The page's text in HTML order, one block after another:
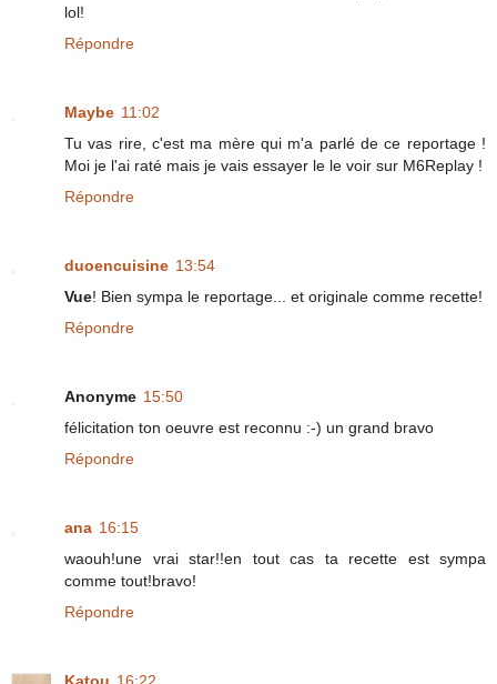
lol!
Répondre
Maybe 11:02
Tu vas rire, c'est ma mère qui m'a parlé de ce reportage !
Moi je l'ai raté mais je vais essayer le le voir sur M6Replay !
Répondre
duoencuisine 13:54
Vue! Bien sympa le reportage... et originale comme recette!
Répondre
Anonyme 15:50
félicitation ton oeuvre est reconnu :-) un grand bravo
Répondre
ana 16:15
waouh!une vrai star!!en tout cas ta recette est sympa
comme tout!bravo!
Répondre